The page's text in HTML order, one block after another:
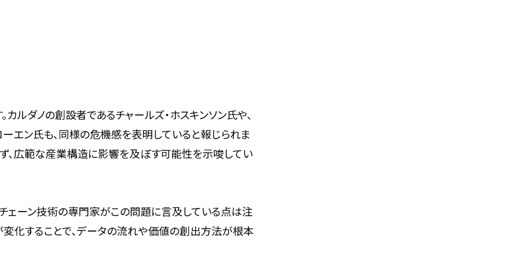
ルダノの創設者であるチャールズ・ホスキンソン氏や、
エン氏も、同様の危機感を表明していると報じられま
、広範な産業構造に影響を及ぼす可能性を示唆してい
ェーン技術の専門家がこの問題に言及している点は注
変化することで、データの流れや価値の創出方法が根本